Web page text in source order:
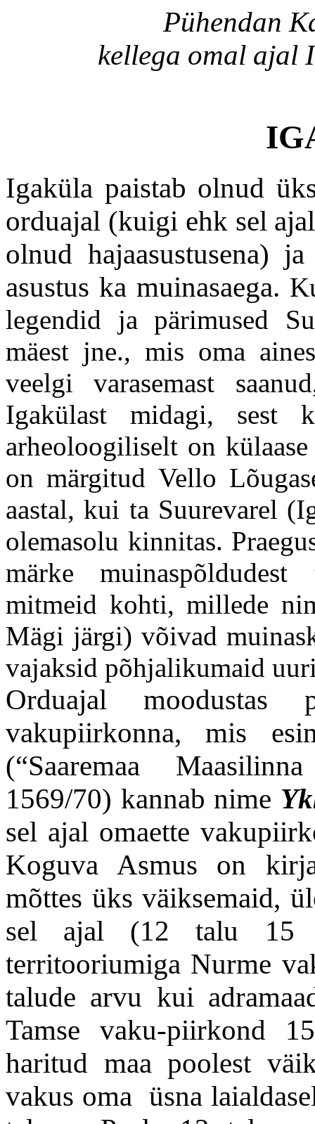
Pühendan
kellega omal ajal
Igaküla paistab olnud
orduajal (kuigi ehk sel
olnud hajaasustusena)
asustus ka muinasaega.
legendid ja pärimused
mäest jne., mis oma
veelgi varasemast
Igakülast midagi, sest
arheoloogiliselt on
on märgitud Vello
aastal, kui ta Suurevarel
olemasolu kinnitas.
märke
mitmeid kohti, millede
Mägi järgi) võivad
vajaksid põhjalikumaid
Orduajal moodustas
vakupiirkonna, mis
(“Saaremaa
1569/70) kannab nime
sel ajal omaette
Koguva Asmus on
mõttes üks väiksemaid,
sel ajal (12 talu 15
territooriumiga Nurme
talude arvu kui
Tamse vaku-piirkond
haritud maa poolest
vakus oma üsna